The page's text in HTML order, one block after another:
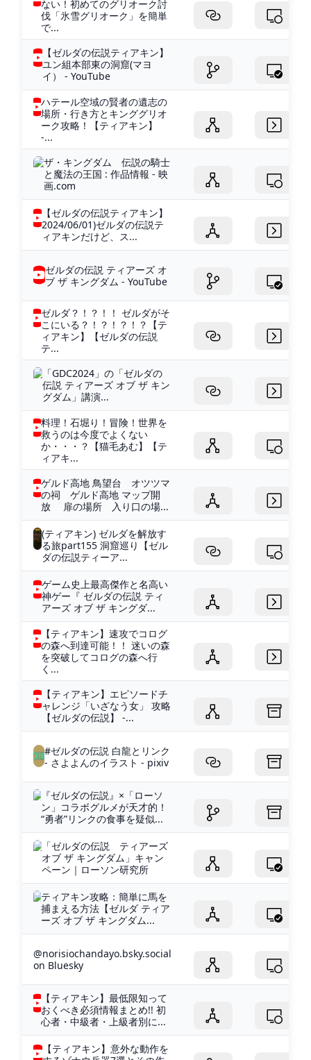
ない！初めてのグリオーク討
伐「氷雪グリオーク」を簡単
で...
【ゼルダの伝説ティアキン】
ユン組本部東の洞窟(マヨ
イ） - YouTube
ハテール空域の賢者の遺志の
場所・行き方とキンググリオ
ーク攻略！【ティアキン】
-...
ザ・キングダム 伝説の騎士
と魔法の王国 : 作品情報 - 映
画.com
【ゼルダの伝説ティアキン】
2024/06/01)ゼルダの伝説テ
ィアキンだけど、ス...
ゼルダの伝説 ティアーズ オ
ブ ザ キングダム - YouTube
ゼルダ？！？！！ ゼルダがそ
こにいる？！？！？！？【テ
ィアキン】【ゼルダの伝説
テ...
「GDC2024」の「ゼルダの
伝説 ティアーズ オブ ザ キン
グダム」講演...
料理！石堀り！冒険！世界を
救うのは今度でよくない
か・・・？【猫毛あむ】【テ
ィアキ...
ゲルド高地 鳥望台 オツツマ
の祠 ゲルド高地 マップ開
放 扉の場所 入り口の場...
(ティアキン) ゼルダを解放す
る旅part155 洞窟巡り【ゼル
ダの伝説ティーア...
ゲーム史上最高傑作と名高い
神ゲー『 ゼルダの伝説 ティ
アーズ オブ ザ キングダ...
【ティアキン】速攻でコログ
の森へ到達可能！！ 迷いの森
を突破してコログの森へ行
く...
【ティアキン】エピソードチ
ャレンジ「いざなう女」 攻略
【ゼルダの伝説】 -...
#ゼルダの伝説 白龍とリンク
- さよよんのイラスト - pixiv
『ゼルダの伝説』×「ローソ
ン」コラボグルメが天才的！
“勇者”リンクの食事を疑似...
「ゼルダの伝説 ティアーズ
オブ ザ キングダム」キャン
ペーン｜ローソン研究所
ティアキン攻略：簡単に馬を
捕まえる方法【ゼルダ ティア
ーズ オブ ザ キングダム...
@norisiochandayo.bsky.social
on Bluesky
【ティアキン】最低限知って
おくべき必須情報まとめ!! 初
心者・中級者・上級者別に...
【ティアキン】意外な動作を